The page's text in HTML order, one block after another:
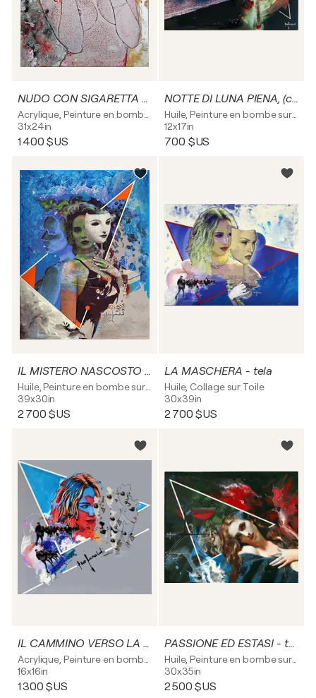
NUDO CON SIGARETTA - tela
31x24in
1 400 $US
NOTTE DI LUNA PIENA, (capelli rossi) - tela
12x17in
700 $US
IL MISTERO NASCOSTO - tela
39x30in
2 700 $US
LA MASCHERA - tela
Huile, Collage sur Toile
30x39in
2 700 $US
IL CAMMINO VERSO LA NUOVA IDENTITA' - tela
16x16in
1 300 $US
PASSIONE ED ESTASI - tela
30x35in
2 500 $US